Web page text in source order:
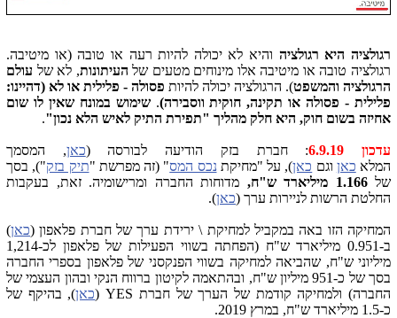
רגולציה היא רגולציה והיא לא יכולה להיות רעה או טובה (או מיטיבה.
רגולציה טובה או מיטיבה אלו מינוחים מטעים של העיתונות, לא של עולם
הרגולציה והמשפט). הרגולציה יכולה להיות פסולה - פלילית או לא (דהיינו:
פלילית - פסולה או תקינה, חוקית ווסבירה).שימוש במונח שאין לו שום
אחיזה בשום חוק, היא חלק מהליך "תפירת התיק לאיש הלא נכון".
עדכון 6.9.19 : חברת בזק הודיעה לבורסה (כאן, המסמך
המלא כאן וגם כאן), על "מחיקת נכס המס" (זה מפרשת "תיק בזק"), בסך
של1.166 מיליארד ש"ח,
מדוחות החברה ומרישומיה. זאת, בעקבות
החלטת הרשות לניירות ערך (כאן).
המחיקה הזו באה במקביל למחיקת \ ירידת ערך של חברת פלאפון (כאן)
ב-0.951 מיליארד ש"ח (הפחתה בשווי הפעילות של פלאפון לכ-1,214
מיליוני ש"ח, שהביאה למחיקה בשווי הפנקסני של פלאפון בספרי החברה
בסך של כ-951 מיליון ש"ח, ובהתאמה לקיטון ברווח הנקי ובהון העצמי של
החברה) ולמחיקה קודמת של הערך של חברת YES (
כאן), בהיקף של
כ-1.5 מיליארד ש"ח, במרץ 2019.